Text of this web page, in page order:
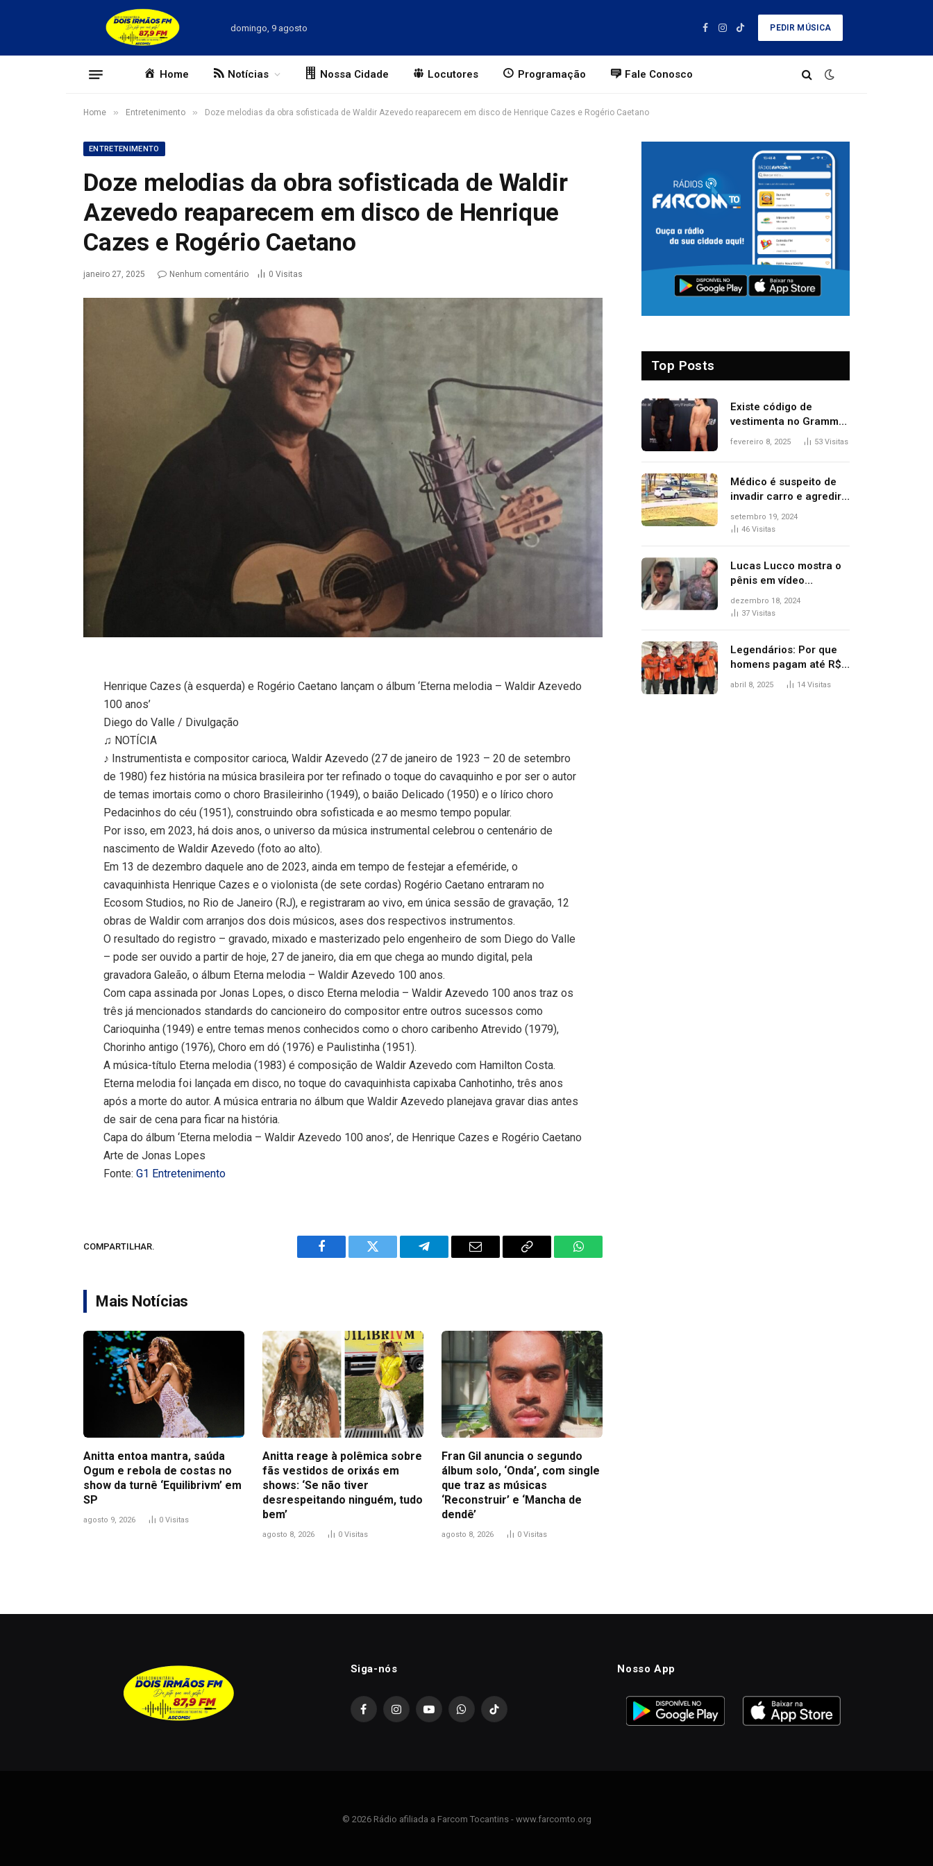
domingo, 9 agosto
Facebook
Instagram
TikTok
PEDIR MÚSICA
Home Notícias Nossa Cidade Locutores Programação Fale Conosco
Home » Entretenimento » Doze melodias da obra sofisticada de Waldir Azevedo reaparecem em disco de Henrique Cazes e Rogério Caetano
ENTRETENIMENTO
Doze melodias da obra sofisticada de Waldir
Azevedo reaparecem em disco de Henrique
Cazes e Rogério Caetano
janeiro 27, 2025 Nenhum comentário 0 Visitas
Henrique Cazes (à esquerda) e Rogério Caetano lançam o álbum ‘Eterna melodia – Waldir Azevedo
100 anos’
Diego do Valle / Divulgação
♫ NOTÍCIA
♪ Instrumentista e compositor carioca, Waldir Azevedo (27 de janeiro de 1923 – 20 de setembro
de 1980) fez história na música brasileira por ter refinado o toque do cavaquinho e por ser o autor
de temas imortais como o choro Brasileirinho (1949), o baião Delicado (1950) e o lírico choro
Pedacinhos do céu (1951), construindo obra sofisticada e ao mesmo tempo popular.
Por isso, em 2023, há dois anos, o universo da música instrumental celebrou o centenário de
nascimento de Waldir Azevedo (foto ao alto).
Em 13 de dezembro daquele ano de 2023, ainda em tempo de festejar a efeméride, o
cavaquinhista Henrique Cazes e o violonista (de sete cordas) Rogério Caetano entraram no
Ecosom Studios, no Rio de Janeiro (RJ), e registraram ao vivo, em única sessão de gravação, 12
obras de Waldir com arranjos dos dois músicos, ases dos respectivos instrumentos.
O resultado do registro – gravado, mixado e masterizado pelo engenheiro de som Diego do Valle
– pode ser ouvido a partir de hoje, 27 de janeiro, dia em que chega ao mundo digital, pela
gravadora Galeão, o álbum Eterna melodia – Waldir Azevedo 100 anos.
Com capa assinada por Jonas Lopes, o disco Eterna melodia – Waldir Azevedo 100 anos traz os
três já mencionados standards do cancioneiro do compositor entre outros sucessos como
Carioquinha (1949) e entre temas menos conhecidos como o choro caribenho Atrevido (1979),
Chorinho antigo (1976), Choro em dó (1976) e Paulistinha (1951).
A música-título Eterna melodia (1983) é composição de Waldir Azevedo com Hamilton Costa.
Eterna melodia foi lançada em disco, no toque do cavaquinhista capixaba Canhotinho, três anos
após a morte do autor. A música entraria no álbum que Waldir Azevedo planejava gravar dias antes
de sair de cena para ficar na história.
Capa do álbum ‘Eterna melodia – Waldir Azevedo 100 anos’, de Henrique Cazes e Rogério Caetano
Arte de Jonas Lopes
Fonte:G1 Entretenimento
COMPARTILHAR.
Facebook Twitter Telegram Email
Copy
WhatsApp
Mais Notícias
Anitta entoa mantra, saúda
Ogum e rebola de costas no
show da turnê ‘Equilibrivm’ em
SP
agosto 9, 2026 0 Visitas
Anitta reage à polêmica sobre
fãs vestidos de orixás em
shows: ‘Se não tiver
desrespeitando ninguém, tudo
bem’
agosto 8, 2026 0 Visitas
Fran Gil anuncia o segundo
álbum solo, ‘Onda’, com single
que traz as músicas
‘Reconstruir’ e ‘Mancha de
dendê’
agosto 8, 2026 0 Visitas
Top Posts
Existe código de
vestimenta no Grammy?
Questionamento surgiu
aparecer nua na
premiação
fevereiro 8, 2025 53 Visitas
Médico é suspeito de
invadir carro e agredir
delegado aposentado
durante confusão no
setembro 19, 2024
46 Visitas
Lucas Lucco mostra o
pênis em vídeo
tomando banho, apaga
post e diz ‘foi mal’
dezembro 18, 2024
37 Visitas
Legendários: Por que
homens pagam até R$
81 mil para subir
abril 8, 2025 14 Visitas
Siga-nós
FacebookInstagramYouTubeWhatsAppTikTok
Nosso App
© 2026 Rádio afiliada a Farcom Tocantins - www.farcomto.org